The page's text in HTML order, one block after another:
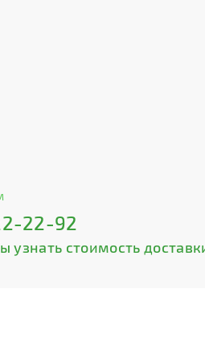
22-92
узнать стоимость